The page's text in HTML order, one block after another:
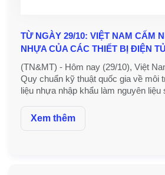
TỪ NGÀY 29/10: VIỆT NAM CẤM
NHỰA CỦA CÁC THIẾT BỊ ĐIỆN
DỤNG
(TN&MT) - Hôm nay (29/10), Việt
Quy chuẩn kỹ thuật quốc gia về môi
liệu nhựa nhập khẩu làm nguyên liệu
08/2018/TT-BTNMT.
Xem thêm